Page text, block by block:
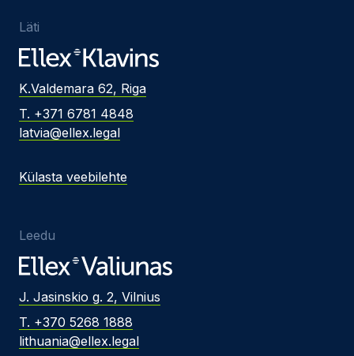
Läti
K.Valdemara 62, Riga
T. +371 6781 4848
latvia@ellex.legal
Külasta veebilehte
Leedu
J. Jasinskio g. 2, Vilnius
T. +370 5268 1888
lithuania@ellex.legal